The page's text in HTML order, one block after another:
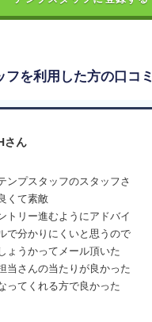
フを利用した方の口コミ
Hさん
ンプスタッフのスタッフさ
くて素敵
トリー進むようにアドバイ
で分かりにくいと思うので
ょうかってメール頂いた
当さんの当たりが良かった
ってくれる方で良かった